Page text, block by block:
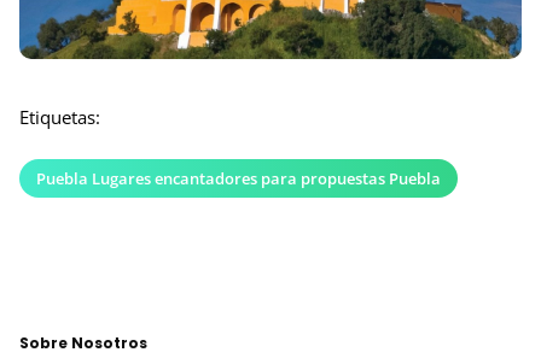
Etiquetas:
Puebla Lugares encantadores para propuestas Puebla
Sobre Nosotros